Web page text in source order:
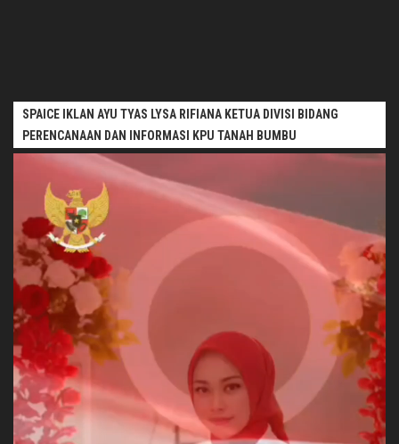
SPAICE IKLAN AYU TYAS LYSA RIFIANA KETUA DIVISI BIDANG
PERENCANAAN DAN INFORMASI KPU TANAH BUMBU
Pemutar